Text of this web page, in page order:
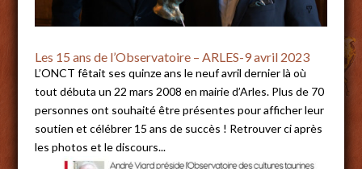
Les 15 ans de l’Observatoire – ARLES-9 avril 2023
L’ONCT fêtait ses quinze ans le neuf avril dernier là où
tout débuta un 22 mars 2008 en mairie d’Arles. Plus de 70
personnes ont souhaité être présentes pour afficher leur
soutien et célébrer 15 ans de succès ! Retrouver ci après
les photos et le discours...